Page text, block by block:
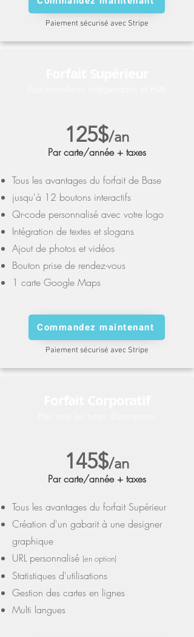
Paiement sécurisé avec Stripe
125$/an
Par carte/année + taxes
Tous les avantages du forfait de Base
jusqu'à 12 boutons interactifs
Qr-code personnalisé avec votre logo
Intégration de textes et slogans
Ajout de photos et vidéos
Bouton prise de rendez-vous
1 carte Google Maps
Commandez maintenant
Paiement sécurisé avec Stripe
145$/an
Par carte/année + taxes
Tous les avantages du forfait Supérieur
Création d'un gabarit à une designer
graphique
URL personnalisé (en option)
Statistiques d'utilisations
Gestion des cartes en lignes
Multi langues